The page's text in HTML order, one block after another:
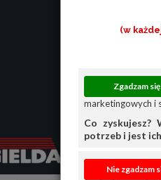
(w
marketingowych i
Co zyskujesz?
potrzeb i jest